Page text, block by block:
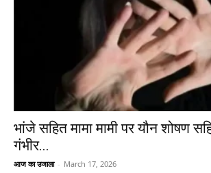
भांजे सहित मामा मामी पर यौन शोषण
गंभीर...
आज का उजाला - March 17, 2026